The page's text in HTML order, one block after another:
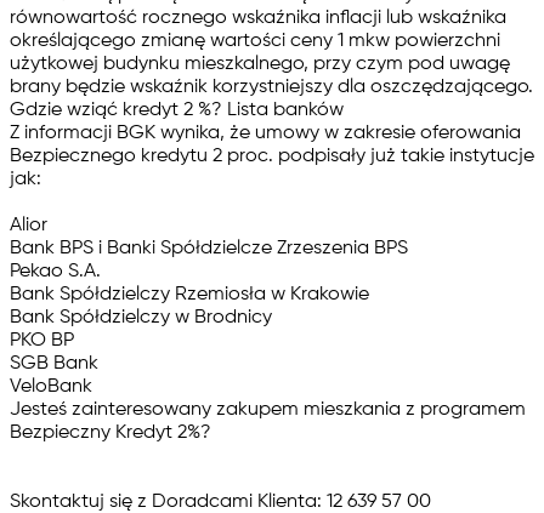
równowartość rocznego wskaźnika inflacji lub wskaźnika
określającego zmianę wartości ceny 1 mkw powierzchni
użytkowej budynku mieszkalnego, przy czym pod uwagę
brany będzie wskaźnik korzystniejszy dla oszczędzającego.
Gdzie wziąć kredyt 2 %? Lista banków
Z informacji BGK wynika, że umowy w zakresie oferowania
Bezpiecznego kredytu 2 proc. podpisały już takie instytucje
jak:
Alior
Bank BPS i Banki Spółdzielcze Zrzeszenia BPS
Pekao S.A.
Bank Spółdzielczy Rzemiosła w Krakowie
Bank Spółdzielczy w Brodnicy
PKO BP
SGB Bank
VeloBank
Jesteś zainteresowany zakupem mieszkania z programem
Bezpieczny Kredyt 2%?
Skontaktuj się z Doradcami Klienta: 12 639 57 00